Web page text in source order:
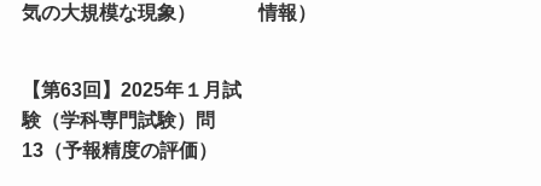
気の⼤規模な現象）
情報）